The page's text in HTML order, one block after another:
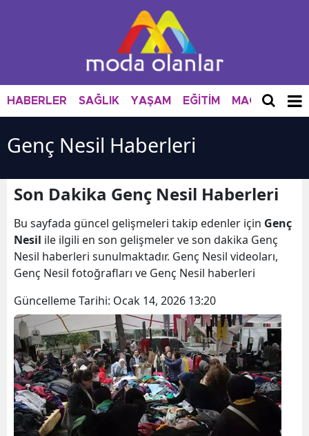
HABERLER SAĞLIK YAŞAM EĞİTİM MAGAZİN
Genç Nesil Haberleri
Son Dakika Genç Nesil Haberleri
Bu sayfada güncel gelişmeleri takip edenler için Genç
Nesil ile ilgili en son gelişmeler ve son dakika Genç
Nesil haberleri sunulmaktadır. Genç Nesil videoları,
Genç Nesil fotoğrafları ve Genç Nesil haberleri
Güncelleme Tarihi: Ocak 14, 2026 13:20